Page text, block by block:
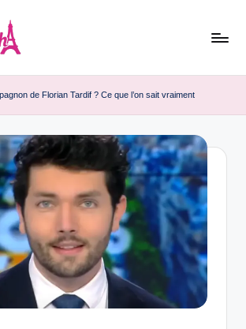
de Florian Tardif ? Ce que l’on sait vraiment